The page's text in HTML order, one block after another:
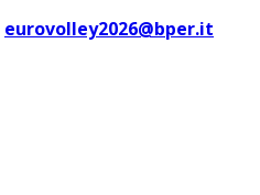
eurovolley2026@bper.it